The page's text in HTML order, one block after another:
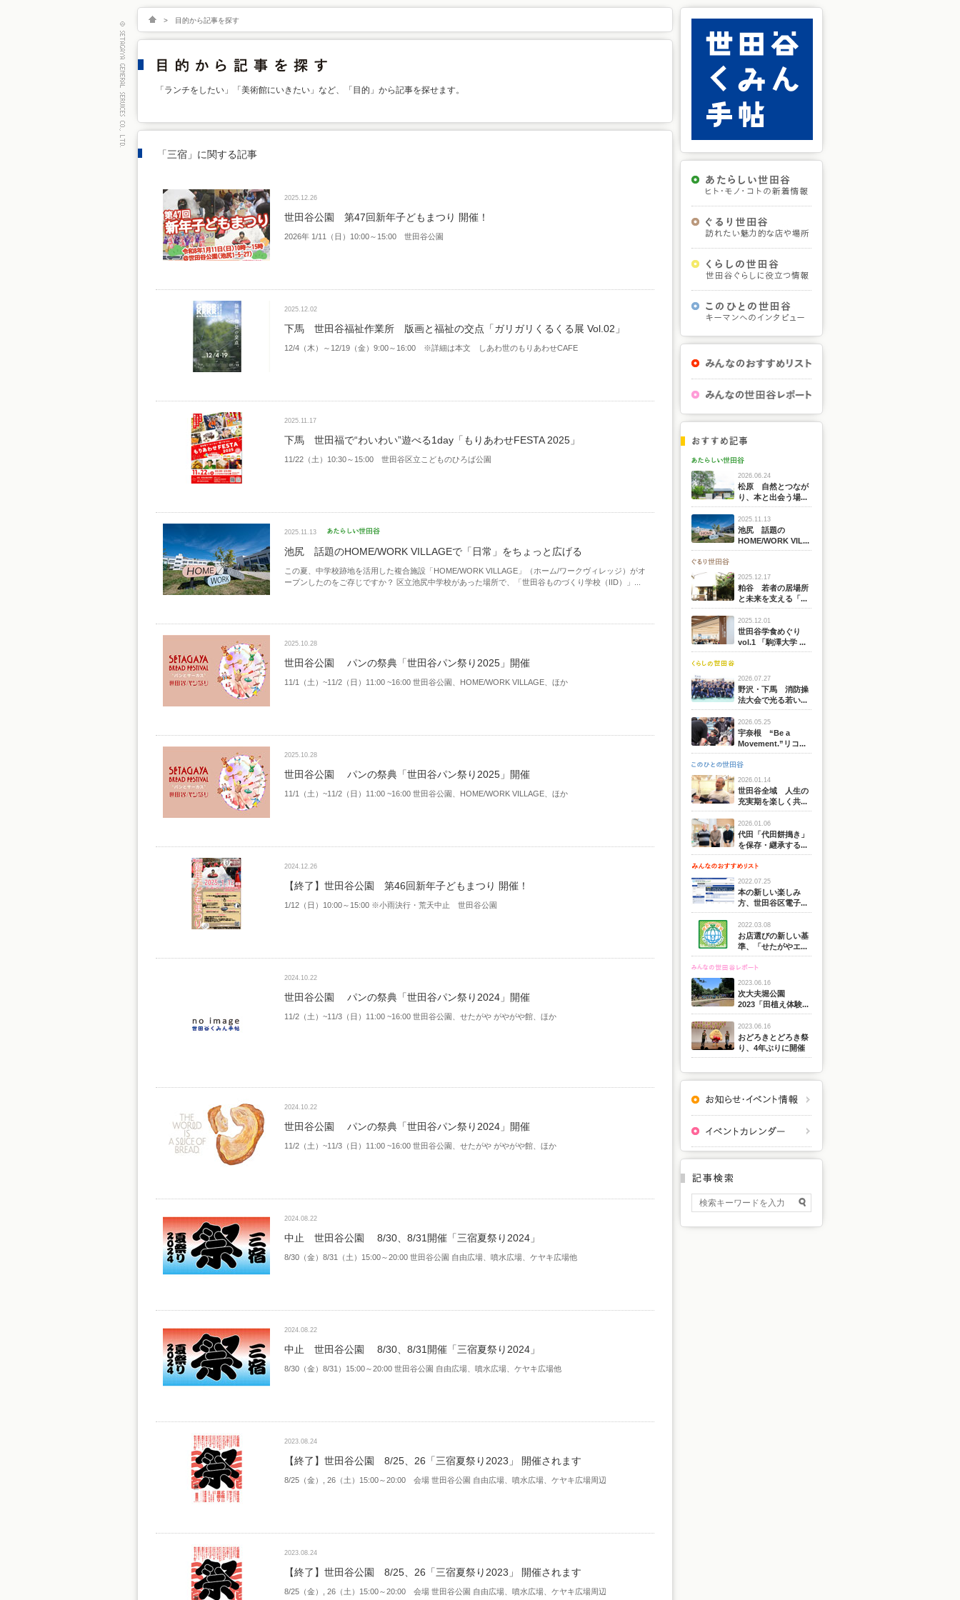
> 目的から記事を探す
「ランチをしたい」「美術館にいきたい」など、「目的」から記事を探せます。
「三宿」に関する記事
2025.12.26
世田谷公園 第47回新年子どもまつり 開催！
2026年 1/11（日）10:00～15:00 世田谷公園
2025.12.02
下馬 世田谷福祉作業所 版画と福祉の交点「ガリガリくるくる展 Vol.02」
12/4（木）～12/19（金）9:00～16:00 ※詳細は本文 しあわ世のもりあわせCAFE
2025.11.17
下馬 世田福で“わいわい”遊べる1day「もりあわせFESTA 2025」
11/22（土）10:30～15:00 世田谷区立こどものひろば公園
2025.11.13
池尻 話題のHOME/WORK VILLAGEで「日常」をちょっと広げる
この夏、中学校跡地を活用した複合施設「HOME/WORK VILLAGE」（ホーム/ワークヴィレッジ）がオ
ープンしたのをご存じですか？ 区立池尻中学校があった場所で、「世田谷ものづくり学校（IID）」...
2025.10.28
世田谷公園 パンの祭典「世田谷パン祭り2025」開催
11/1（土）~11/2（日）11:00 ~16:00 世田谷公園、HOME/WORK VILLAGE、ほか
2025.10.28
世田谷公園 パンの祭典「世田谷パン祭り2025」開催
11/1（土）~11/2（日）11:00 ~16:00 世田谷公園、HOME/WORK VILLAGE、ほか
2024.12.26
【終了】世田谷公園 第46回新年子どもまつり 開催！
1/12（日）10:00～15:00 ※小雨決行・荒天中止 世田谷公園
2024.10.22
世田谷公園 パンの祭典「世田谷パン祭り2024」開催
11/2（土）~11/3（日）11:00 ~16:00 世田谷公園、せたがや がやがや館、ほか
2024.10.22
世田谷公園 パンの祭典「世田谷パン祭り2024」開催
11/2（土）~11/3（日）11:00 ~16:00 世田谷公園、せたがや がやがや館、ほか
2024.08.22
中止 世田谷公園 8/30、8/31開催「三宿夏祭り2024」
8/30（金）8/31（土）15:00～20:00 世田谷公園 自由広場、噴水広場、ケヤキ広場他
2024.08.22
中止 世田谷公園 8/30、8/31開催「三宿夏祭り2024」
8/30（金）8/31）15:00～20:00 世田谷公園 自由広場、噴水広場、ケヤキ広場他
2023.08.24
【終了】世田谷公園 8/25、26「三宿夏祭り2023」 開催されます
8/25（金）, 26（土）15:00～20:00 会場 世田谷公園 自由広場、噴水広場、ケヤキ広場周辺
2023.08.24
【終了】世田谷公園 8/25、26「三宿夏祭り2023」 開催されます
8/25（金）, 26（土）15:00～20:00 会場 世田谷公園 自由広場、噴水広場、ケヤキ広場周辺
2026.06.24
松原 自然とつなが
り、本と出会う場...
2025.11.13
池尻 話題の
HOME/WORK VIL...
2025.12.17
粕谷 若者の居場所
と未来を支える「...
2025.12.01
世田谷学食めぐり
vol.1 「駒澤大学 ...
2026.07.27
野沢・下馬 消防操
法大会で光る若い...
2026.05.25
宇奈根 “Be a
Movement.”リコ...
2026.01.14
世田谷全域 人生の
充実期を楽しく共...
2026.01.06
代田「代田餅搗き」
を保存・継承する...
2022.07.25
本の新しい楽しみ
方、世田谷区電子...
2022.03.08
お店選びの新しい基
準、「せたがやエ...
2023.06.16
次大夫堀公園
2023「田植え体験...
2023.06.16
おどろきとどろき祭
り、4年ぶりに開催